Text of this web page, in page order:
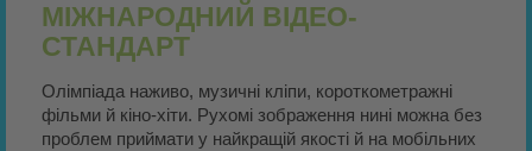
МІЖНАРОДНИЙ ВІДЕО-
СТАНДАРТ
Олімпіада наживо, музичні кліпи, короткометражні
фільми й кіно-хіти. Рухомі зображення нині можна без
проблем приймати у найкращій якості й на мобільних